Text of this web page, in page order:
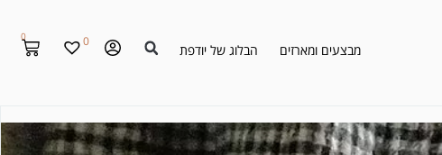
0 0
מבצעים ומארזים הבלוג של יודפת